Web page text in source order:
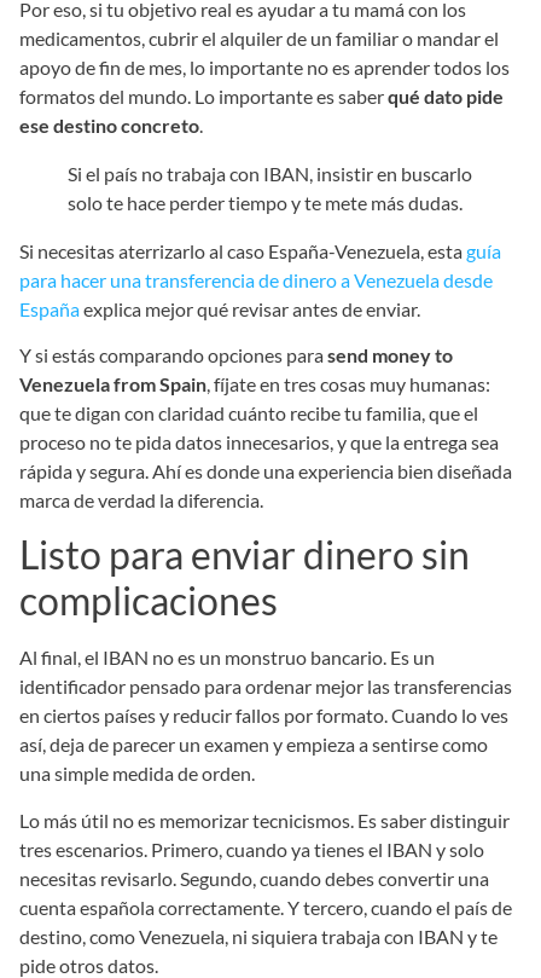
Por eso, si tu objetivo real es ayudar a tu mamá con los
medicamentos, cubrir el alquiler de un familiar o mandar el
apoyo de fin de mes, lo importante no es aprender todos los
formatos del mundo. Lo importante es saberqué dato pide
ese destino concreto
Si el país no trabaja con IBAN, insistir en buscarlo
solo te hace perder tiempo y te mete más dudas.
Si necesitas aterrizarlo al caso España-Venezuela, estaguía
para hacer una transferencia de dinero a Venezuela desde
Españaexplica mejor qué revisar antes de enviar.
Y si estás comparando opciones parasend money to
Venezuela from Spain, fíjate en tres cosas muy humanas:
que te digan con claridad cuánto recibe tu familia, que el
proceso no te pida datos innecesarios, y que la entrega sea
rápida y segura. Ahí es donde una experiencia bien diseñada
marca de verdad la diferencia.
Listo para enviar dinero sin
complicaciones
Al final, el IBAN no es un monstruo bancario. Es un
identificador pensado para ordenar mejor las transferencias
en ciertos países y reducir fallos por formato. Cuando lo ves
así, deja de parecer un examen y empieza a sentirse como
una simple medida de orden.
Lo más útil no es memorizar tecnicismos. Es saber distinguir
tres escenarios. Primero, cuando ya tienes el IBAN y solo
necesitas revisarlo. Segundo, cuando debes convertir una
cuenta española correctamente. Y tercero, cuando el país de
destino, como Venezuela, ni siquiera trabaja con IBAN y te
pide otros datos.